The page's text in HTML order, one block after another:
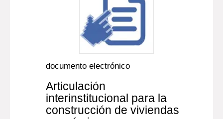
documento electrónico
Articulación
interinstitucional para la
construcción de viviendas